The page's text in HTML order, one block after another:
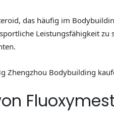
das häufig im
Leistungsfähigkeit
Zhengzhou Bodybuilding